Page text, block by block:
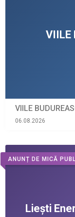
VIILE
06.08.2026
ANUNȚ DE MICĂ